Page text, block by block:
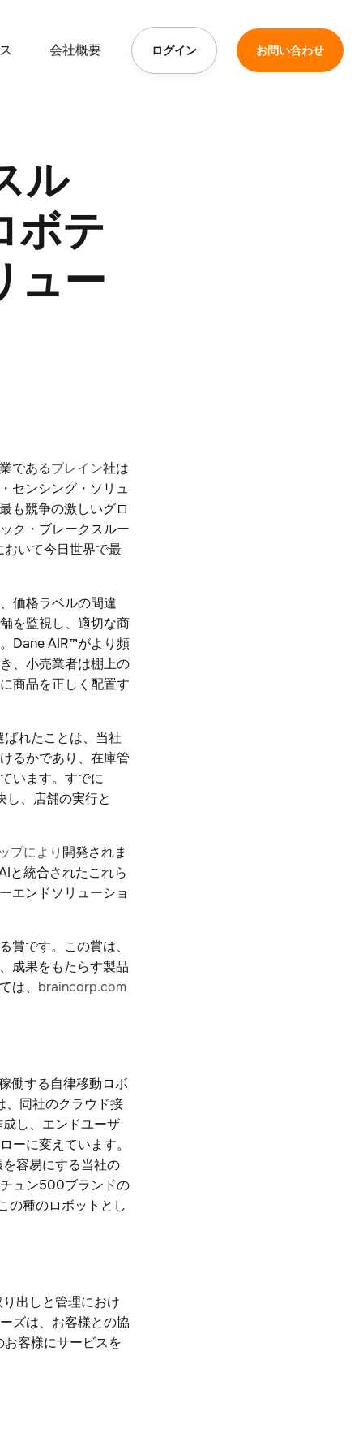
会社概要 ログイン お問い合わせ
ル
ボテ
ュー
であるブレイン社は
センシング・ソリュ
も競争の激しいグロ
ク・ブレークスルー
いて今日世界で最
価格ラベルの間違
を監視し、適切な商
Dane AIR™がより頻
、小売業者は棚上の
商品を正しく配置す
れたことは、当社
るかであり、在庫管
います。すでに
、店舗の実行と
プにより 開発されま
と統合されたこれら
エンドソリューショ
です。この賞は、
成果をもたらす製品
は、 braincorp.com
働する自律移動ロボ
、同社のクラウド接
し、エンドユーザ
ーに変えています。
容易にする当社の
ュン500ブランドの
の種のロボットとし
出しと管理におけ
ズは、お客様との協
客様にサービスを